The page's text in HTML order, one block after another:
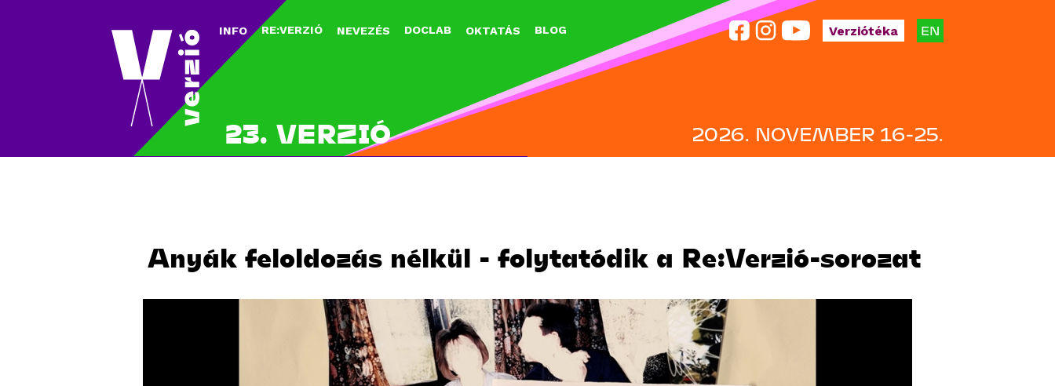
INFO RE:VERZIÓ NEVEZÉS DOCLAB OKTATÁS BLOG EN
23. VERZIÓ 2026. NOVEMBER 16-25.
Verziótéka
Anyák feloldozás nélkül - folytatódik a Re:Verzió-sorozat